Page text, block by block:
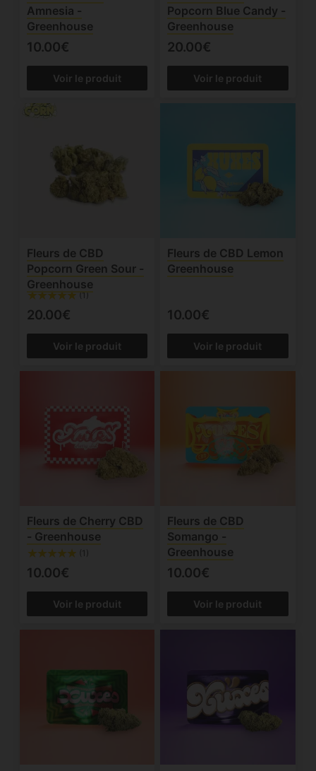
Amnesia -
Greenhouse
10.00€
Voir le produit
Popcorn Blue Candy -
Greenhouse
20.00€
Voir le produit
Fleurs de CBD
Popcorn Green Sour -
Greenhouse
(1)
20.00€
Voir le produit
Fleurs de CBD Lemon
Greenhouse
10.00€
Voir le produit
Fleurs de Cherry CBD
- Greenhouse
(1)
10.00€
Voir le produit
Fleurs de CBD
Somango -
Greenhouse
10.00€
Voir le produit